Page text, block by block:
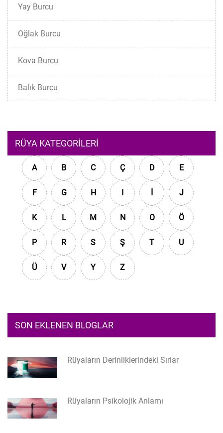
Yay Burcu
Oğlak Burcu
Kova Burcu
Balık Burcu
RÜYA KATEGORILERI
A B C Ç D E
F G H I İ J
K L M N O Ö
P R S Ş T U
Ü V Y Z
SON EKLENEN BLOGLAR
Rüyaların Derinliklerindeki Sırlar
Rüyaların Psikolojik Anlamı